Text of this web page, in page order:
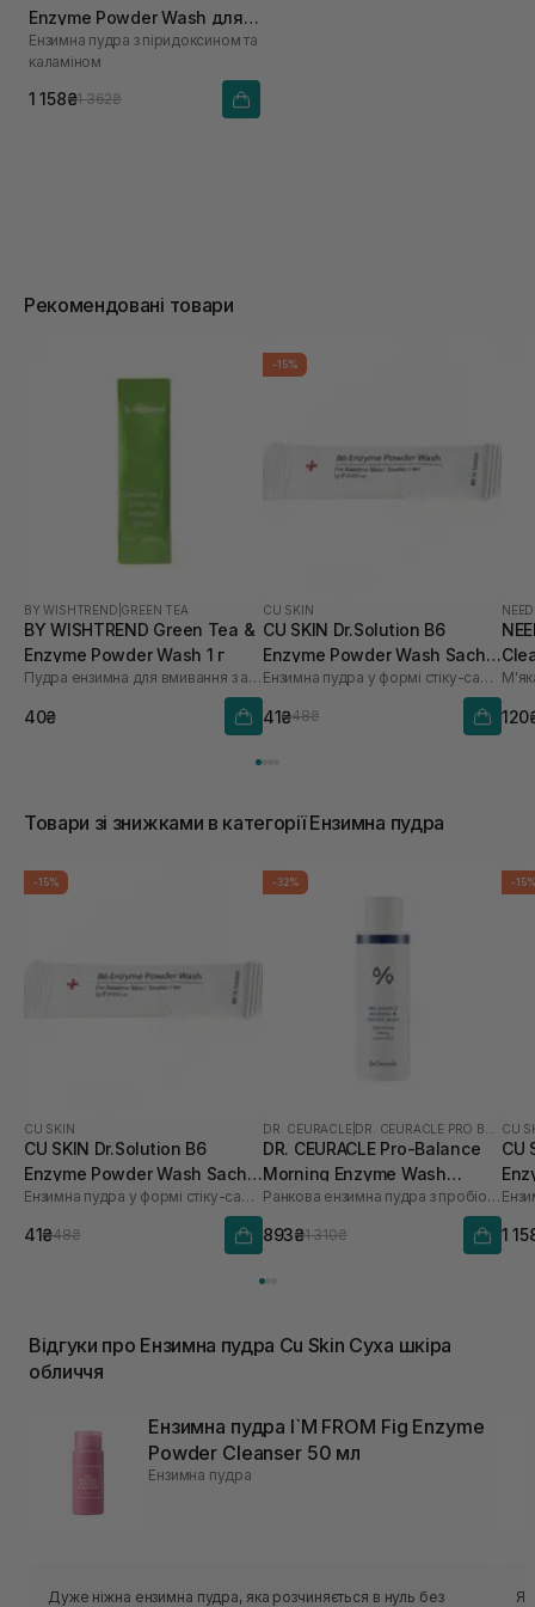
Enzyme Powder Wash для
проблемної та жирної
шкіри 55 г
Ензимна пудра з піридоксином та
каламіном
1 158₴1 362₴
Рекомендовані товари
BY WISHTREND GREEN TEA
BY WISHTREND Green Tea &
Enzyme Powder Wash 1 г
Пудра ензимна для вмивання з ароматом матчі
40₴
-15%
CU SKIN
CU SKIN Dr.Solution B6
Enzyme Powder Wash Sachet
для проблемної та жирноїЕнзимна пудра у формі стіку-саше з піридоксином та каламіном
41₴48₴
Товари зі знижками в категорії Ензимна пудра
-15%
CU SKIN
CU SKIN Dr.Solution B6
Enzyme Powder Wash Sachet
для проблемної та жирної
шкіри 1шт* 1 г
Ензимна пудра у формі стіку-саше з піридоксином та каламіном
41₴48₴
-32%
DR. CEURACLE
DR. CEURACLE Pro-Balance
Morning Enzyme Wash
(термін до 01.27р.) 50 г
Ранкова ензимна пудра з пробіотиками
893₴1 310₴
-
CU
CU
1
Відгуки про Ензимна пудра Cu Skin Суха шкіра
обличчя
Ензимна пудра I`M FROM Fig Enzyme
Powder Cleanser 50 мл
Ензимна пудра
Дуже ніжна ензимна пудра, яка розчиняється в нуль без
Я